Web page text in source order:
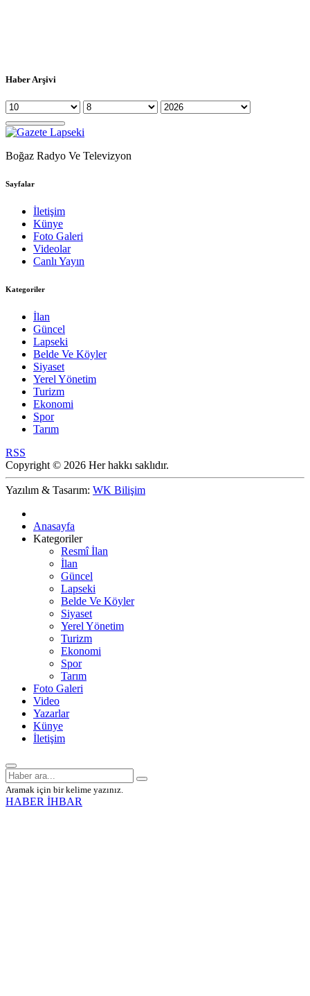
Haber Arşivi
Boğaz Radyo Ve Televizyon
Sayfalar
İletişim
Künye
Foto Galeri
Videolar
Canlı Yayın
Kategoriler
İlan
Güncel
Lapseki
Belde Ve Köyler
Siyaset
Yerel Yönetim
Turizm
Ekonomi
Spor
Tarım
RSS
Copyright © 2026 Her hakkı saklıdır.
Yazılım & Tasarım: WK Bilişim
Anasayfa
Kategoriler
Resmî İlan
İlan
Güncel
Lapseki
Belde Ve Köyler
Siyaset
Yerel Yönetim
Turizm
Ekonomi
Spor
Tarım
Foto Galeri
Video
Yazarlar
Künye
İletişim
Aramak için bir kelime yazınız.
HABER İHBAR